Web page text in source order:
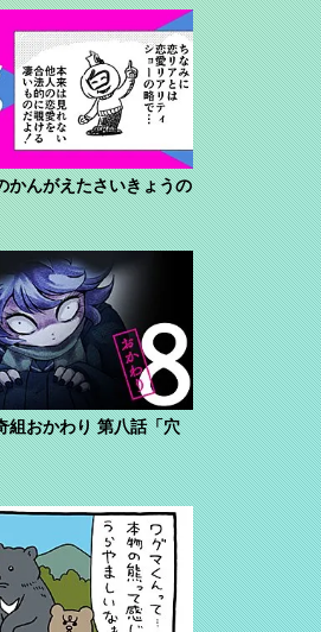
かんがえたさいきょうの
組おかわり 第八話「穴